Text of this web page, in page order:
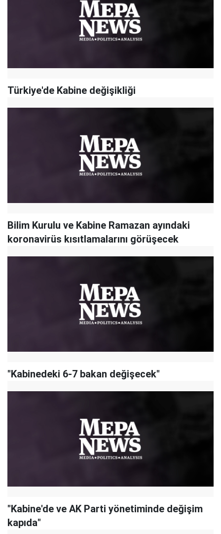
Türkiye'de Kabine değişikliği
Bilim Kurulu ve Kabine Ramazan ayındaki
koronavirüs kısıtlamalarını görüşecek
"Kabinedeki 6-7 bakan değişecek"
"Kabine'de ve AK Parti yönetiminde değişim
kapıda"